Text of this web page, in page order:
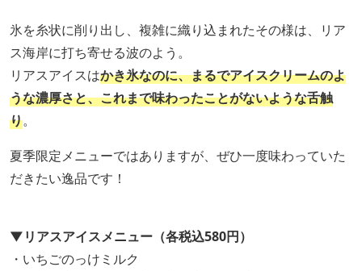
氷を糸状に削り出し、複雑に織り込まれたその様は、リア
ス海岸に打ち寄せる波のよう。
リアスアイスはかき氷なのに、まるでアイスクリームのよ
うな濃厚さと、これまで味わったことがないような舌触
り。
夏季限定メニューではありますが、ぜひ一度味わっていた
だきたい逸品です！
▼リアスアイスメニュー（各税込580円）
・いちごのっけミルク